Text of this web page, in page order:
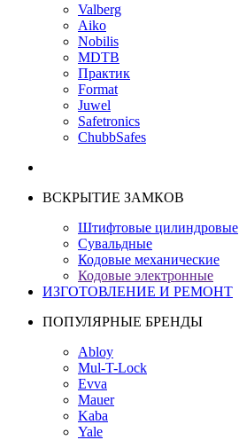
Valberg
Aiko
Nobilis
MDTB
Практик
Format
Juwel
Safetronics
ChubbSafes
ВСКРЫТИЕ ЗАМКОВ
Штифтовые цилиндровые
Сувальдные
Кодовые механические
Кодовые электронные
ИЗГОТОВЛЕНИЕ И РЕМОНТ
ПОПУЛЯРНЫЕ БРЕНДЫ
Abloy
Mul-T-Lock
Evva
Mauer
Kaba
Yale